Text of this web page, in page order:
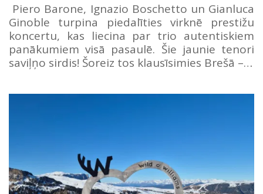
Piero Barone, Ignazio Boschetto un Gianluca
Ginoble turpina piedalīties virknē prestižu
koncertu, kas liecina par trio autentiskiem
panākumiem visā pasaulē. Šie jaunie tenori
saviļņo sirdis! Šoreiz tos klausīsimies Brešā –…